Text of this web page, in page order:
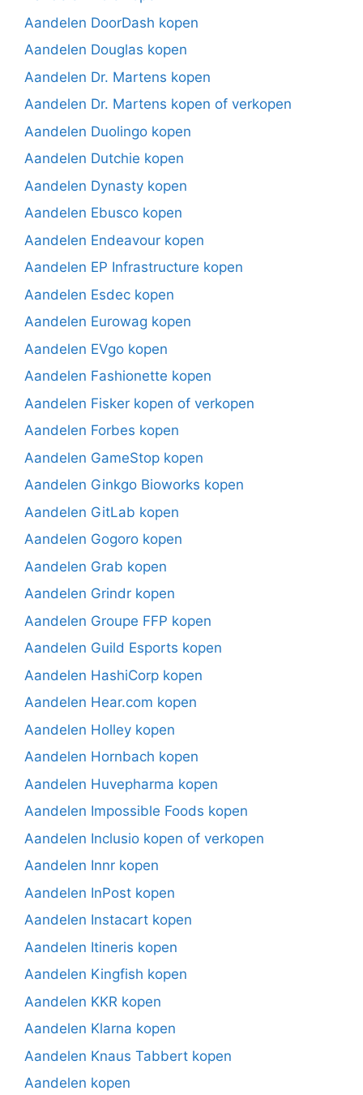
Aandelen DoorDash kopen
Aandelen Douglas kopen
Aandelen Dr. Martens kopen
Aandelen Dr. Martens kopen of verkopen
Aandelen Duolingo kopen
Aandelen Dutchie kopen
Aandelen Dynasty kopen
Aandelen Ebusco kopen
Aandelen Endeavour kopen
Aandelen EP Infrastructure kopen
Aandelen Esdec kopen
Aandelen Eurowag kopen
Aandelen EVgo kopen
Aandelen Fashionette kopen
Aandelen Fisker kopen of verkopen
Aandelen Forbes kopen
Aandelen GameStop kopen
Aandelen Ginkgo Bioworks kopen
Aandelen GitLab kopen
Aandelen Gogoro kopen
Aandelen Grab kopen
Aandelen Grindr kopen
Aandelen Groupe FFP kopen
Aandelen Guild Esports kopen
Aandelen HashiCorp kopen
Aandelen Hear.com kopen
Aandelen Holley kopen
Aandelen Hornbach kopen
Aandelen Huvepharma kopen
Aandelen Impossible Foods kopen
Aandelen Inclusio kopen of verkopen
Aandelen Innr kopen
Aandelen InPost kopen
Aandelen Instacart kopen
Aandelen Itineris kopen
Aandelen Kingfish kopen
Aandelen KKR kopen
Aandelen Klarna kopen
Aandelen Knaus Tabbert kopen
Aandelen kopen